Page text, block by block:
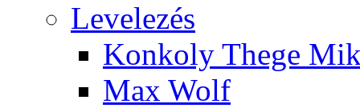
Le­ve­le­zés
Kon­koly The­ge
Max Wolf